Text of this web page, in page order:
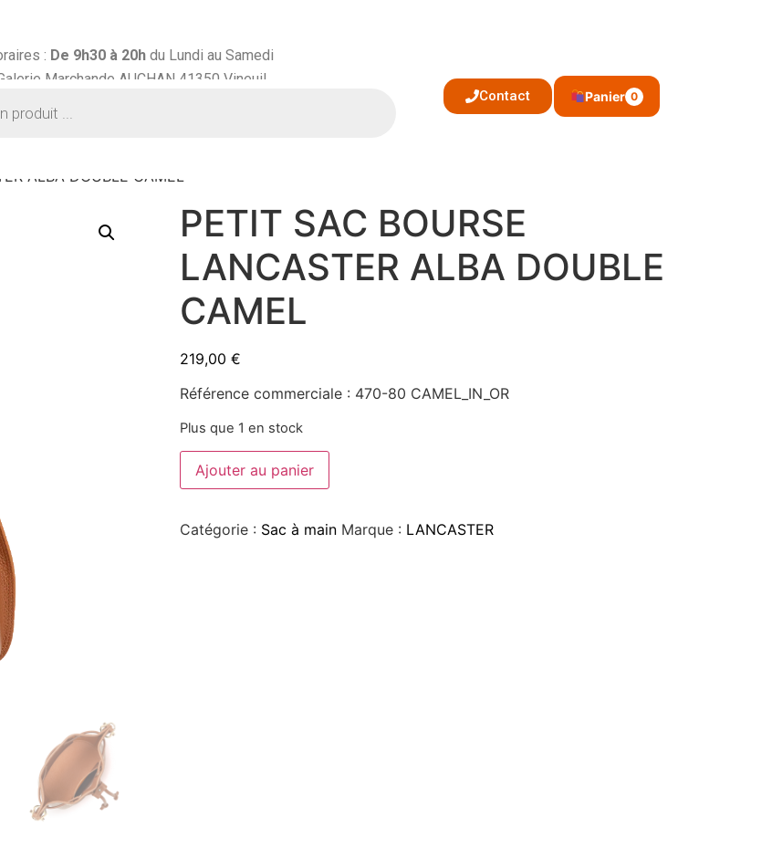
: De 9h30 à 20hdu Lundi au Samedi
Marchande AUCHAN 41350 Vineuil
Contact Panier 0
ALBA DOUBLE CAMEL
PETIT SAC BOURSE
LANCASTER ALBA DOUBLE
CAMEL
219,00 €
Référence commerciale : 470-80 CAMEL_IN_OR
Plus que 1 en stock
Ajouter au panier
Catégorie : Sac à main Marque : LANCASTER